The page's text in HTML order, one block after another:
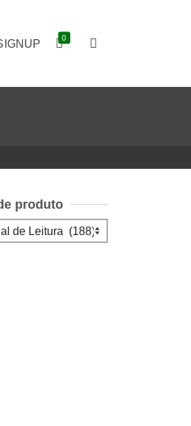
0
produto